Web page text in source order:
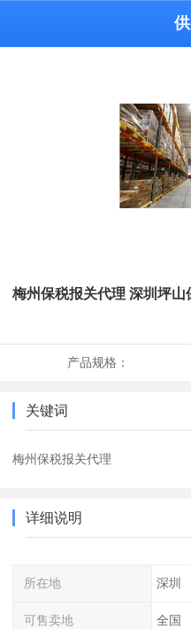
梅州保税报关代理 深圳坪山
产品规格：
关键词
梅州保税报关代理
详细说明
所在地 深圳
可售卖地 全国